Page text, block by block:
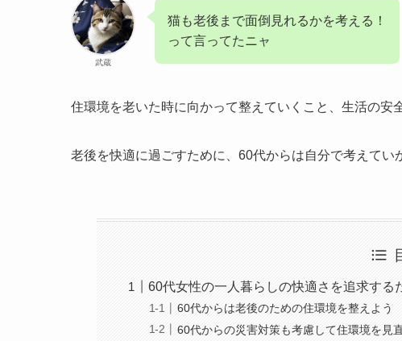
武蔵
猫も老後まで面倒見れるかを考える！
って言ってたニャ
住環境を老いた時に向かって整えていくこと、生活の
老後を快適に過ごすために、60代からは自分で考えてい
60代女性の一人暮らしの快適さを追求する
60代からは老後のための住環境を整えよう
60代からの災害対策も考慮して住環境を見